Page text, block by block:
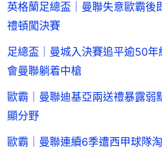
英格蘭足總盃｜曼聯失意歐霸
禮頓闖決賽
足總盃｜曼城入決賽追平逾50
會曼聯躺着中槍
歐霸｜曼聯迪基亞兩送禮暴露
顯分野
歐霸｜曼聯連續6季遭西甲球隊